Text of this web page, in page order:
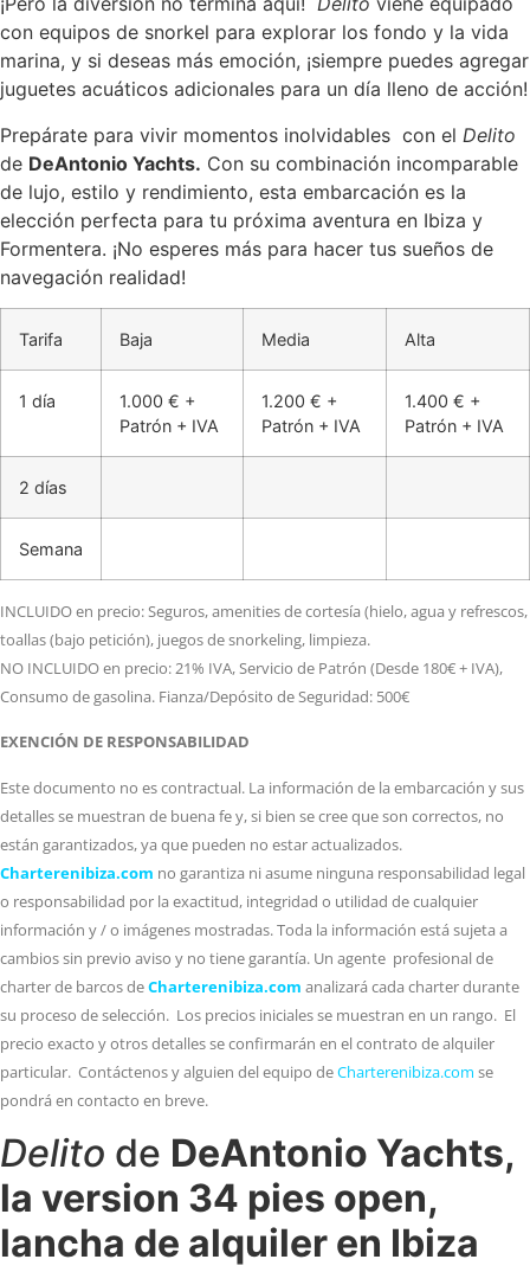
con equipos de snorkel para explorar los fondo y la vida
marina, y si deseas más emoción, ¡siempre puedes agregar
juguetes acuáticos adicionales para un día lleno de acción!
Prepárate para vivir momentos inolvidables con el Delito
de DeAntonio Yachts. Con su combinación incomparable
de lujo, estilo y rendimiento, esta embarcación es la
elección perfecta para tu próxima aventura en Ibiza y
Formentera. ¡No esperes más para hacer tus sueños de
navegación realidad!
Tarifa Baja Media Alta
1 día
1.000 € +
Patrón + IVA
1.200 € +
Patrón + IVA
1.400 € +
Patrón + IVA
2 días
Semana
INCLUIDO en precio: Seguros, amenities de cortesía (hielo, agua y refrescos,
toallas (bajo petición), juegos de snorkeling, limpieza.
NO INCLUIDO en precio: 21% IVA, Servicio de Patrón (Desde 180€ + IVA),
Consumo de gasolina. Fianza/Depósito de Seguridad: 500€
EXENCIÓN DE RESPONSABILIDAD
Este documento no es contractual. La información de la embarcación y sus
detalles se muestran de buena fe y, si bien se cree que son correctos, no
están garantizados, ya que pueden no estar actualizados.
Charterenibiza.com no garantiza ni asume ninguna responsabilidad legal
o responsabilidad por la exactitud, integridad o utilidad de cualquier
información y / o imágenes mostradas. Toda la información está sujeta a
cambios sin previo aviso y no tiene garantía. Un agente profesional de
charter de barcos deCharterenibiza.com analizará cada charter durante
su proceso de selección. Los precios iniciales se muestran en un rango. El
precio exacto y otros detalles se confirmarán en el contrato de alquiler
particular. Contáctenos y alguien del equipo deCharterenibiza.com se
pondrá en contacto en breve.
Delito de DeAntonio Yachts,
la version 34 pies open,
lancha de alquiler en Ibiza